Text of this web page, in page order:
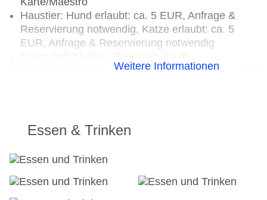
Haustier: Hund erlaubt: ca. 5 EUR, Anfrage &
Reservierung notwendig, Katze erlaubt: ca. 5
EUR, Anfrage & Reservierung notwendig
Verfügbarkeit), unbewacht: ohne Gebühr
Weitere Informationen
Essen & Trinken